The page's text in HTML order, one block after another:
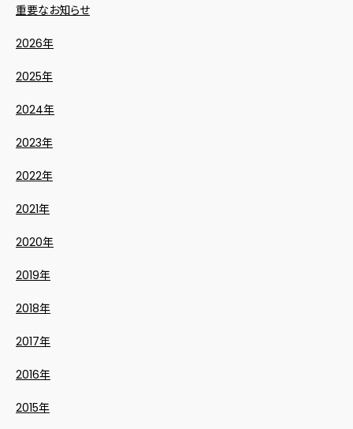
重要なお知らせ
2026年
2025年
2024年
2023年
2022年
2021年
2020年
2019年
2018年
2017年
2016年
2015年